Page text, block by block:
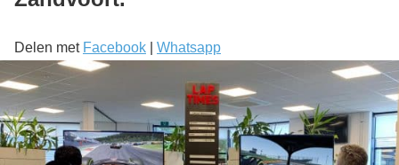
Delen met Facebook Whatsapp